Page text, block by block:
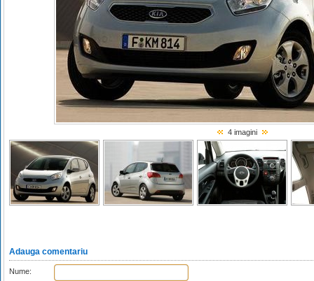
4 imagini
Adauga comentariu
Nume: